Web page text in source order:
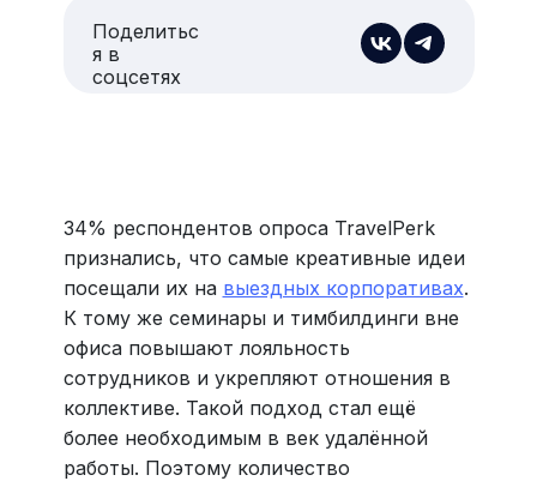
Поделитьс
я в
соцсетях
34% респондентов опроса TravelPerk
признались, что самые креативные идеи
посещали их на выездных корпоративах.
К тому же семинары и тимбилдинги вне
офиса повышают лояльность
сотрудников и укрепляют отношения в
коллективе. Такой подход стал ещё
более необходимым в век удалённой
работы. Поэтому количество